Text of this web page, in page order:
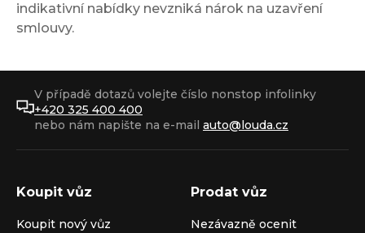
indikativní nabídky nevzniká nárok na uzavření
smlouvy.
V případě dotazů volejte číslo nonstop infolinky
+420 325 400 400
nebo nám napište na e-mail auto@louda.cz
Koupit vůz
Koupit nový vůz
Prodat vůz
Nezávazně ocenit